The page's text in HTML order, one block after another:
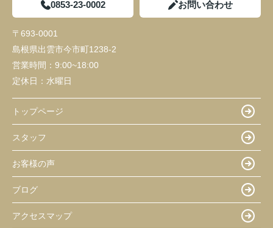
0853-23-0002 お問い合わせ
〒693-0001
島根県出雲市今市町1238-2
営業時間： 9:00~18:00
定休日： 水曜日
トップページ
スタッフ
お客様の声
ブログ
アクセスマップ